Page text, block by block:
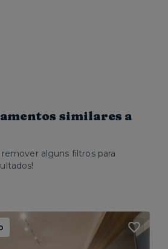
similares a
alguns filtros para